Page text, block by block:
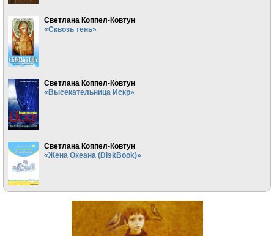
Светлана Коппел-Ковтун
«Сквозь тень»
Светлана Коппел-Ковтун
«Высекательница Искр»
Светлана Коппел-Ковтун
«Жена Океана (DiskBook)»